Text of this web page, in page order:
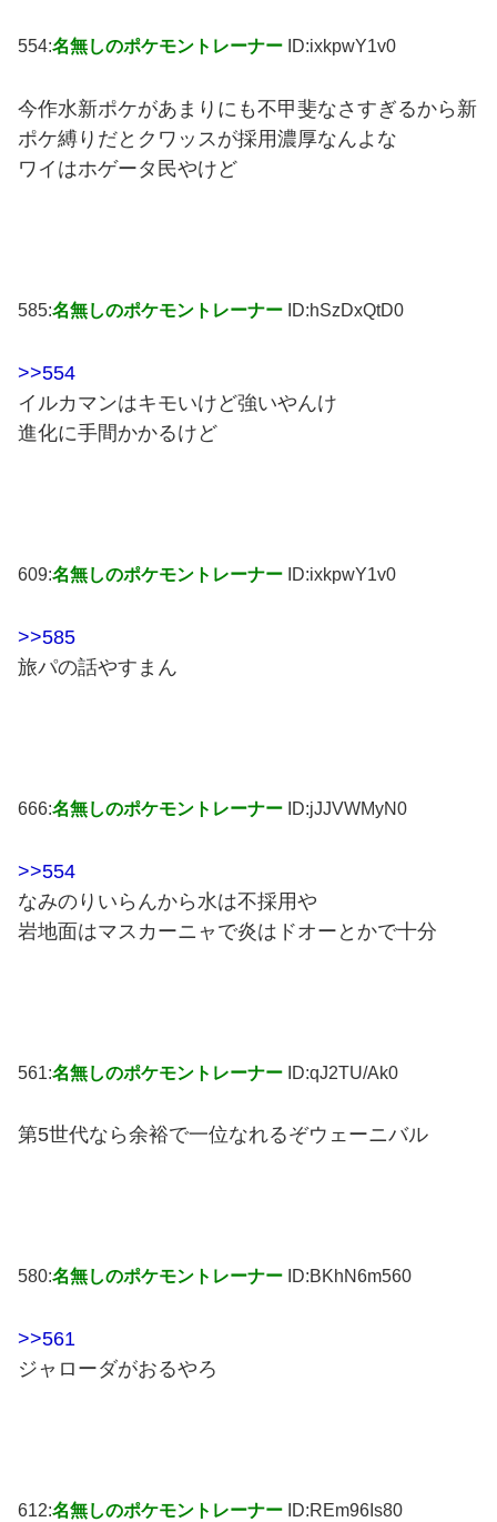
554:名無しのポケモントレーナー ID:ixkpwY1v0
今作水新ポケがあまりにも不甲斐なさすぎるから新
ポケ縛りだとクワッスが採用濃厚なんよな
ワイはホゲータ民やけど
585:名無しのポケモントレーナー ID:hSzDxQtD0
>>554
イルカマンはキモいけど強いやんけ
進化に手間かかるけど
609:名無しのポケモントレーナー ID:ixkpwY1v0
>>585
旅パの話やすまん
666:名無しのポケモントレーナー ID:jJJVWMyN0
>>554
なみのりいらんから水は不採用や
岩地面はマスカーニャで炎はドオーとかで十分
561:名無しのポケモントレーナー ID:qJ2TU/Ak0
第5世代なら余裕で一位なれるぞウェーニバル
580:名無しのポケモントレーナー ID:BKhN6m560
>>561
ジャローダがおるやろ
612:名無しのポケモントレーナー ID:REm96Is80